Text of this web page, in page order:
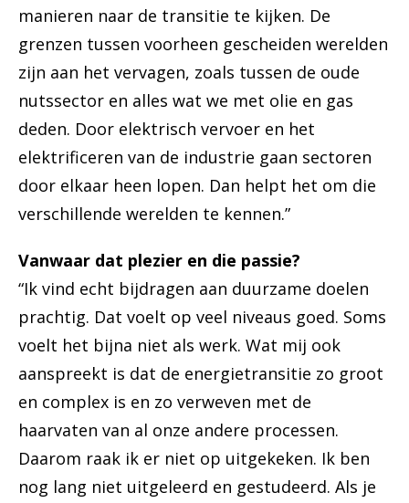
manieren naar de transitie te kijken. De
grenzen tussen voorheen gescheiden werelden
zijn aan het vervagen, zoals tussen de oude
nutssector en alles wat we met olie en gas
deden. Door elektrisch vervoer en het
elektrificeren van de industrie gaan sectoren
door elkaar heen lopen. Dan helpt het om die
verschillende werelden te kennen.”
Vanwaar dat plezier en die passie?
“Ik vind echt bijdragen aan duurzame doelen
prachtig. Dat voelt op veel niveaus goed. Soms
voelt het bijna niet als werk. Wat mij ook
aanspreekt is dat de energietransitie zo groot
en complex is en zo verweven met de
haarvaten van al onze andere processen.
Daarom raak ik er niet op uitgekeken. Ik ben
nog lang niet uitgeleerd en gestudeerd. Als je